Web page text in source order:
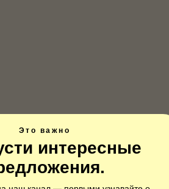
Это важно
интересные